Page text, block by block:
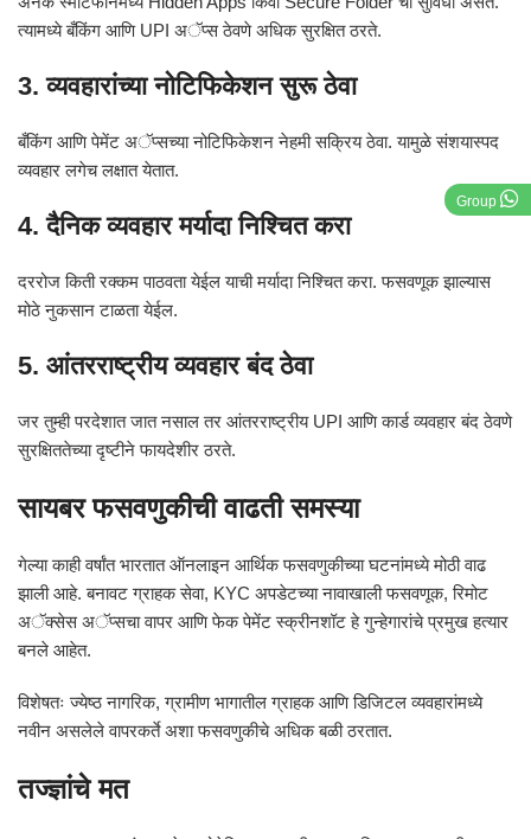
Group
त्यामध्ये बँकिंग आणि UPI अॅप्स ठेवणे अधिक सुरक्षित ठरते.
3. व्यवहारांच्या नोटिफिकेशन सुरू ठेवा
बँकिंग आणि पेमेंट अॅप्सच्या नोटिफिकेशन नेहमी सक्रिय ठेवा. यामुळे संशयास्पद
व्यवहार लगेच लक्षात येतात.
4. दैनिक व्यवहार मर्यादा निश्चित करा
दररोज किती रक्कम पाठवता येईल याची मर्यादा निश्चित करा. फसवणूक झाल्यास
मोठे नुकसान टाळता येईल.
5. आंतरराष्ट्रीय व्यवहार बंद ठेवा
जर तुम्ही परदेशात जात नसाल तर आंतरराष्ट्रीय UPI आणि कार्ड व्यवहार बंद ठेवणे
सुरक्षिततेच्या दृष्टीने फायदेशीर ठरते.
सायबर फसवणुकीची वाढती समस्या
गेल्या काही वर्षांत भारतात ऑनलाइन आर्थिक फसवणुकीच्या घटनांमध्ये मोठी वाढ
झाली आहे. बनावट ग्राहक सेवा, KYC अपडेटच्या नावाखाली फसवणूक, रिमोट
अॅक्सेस अॅप्सचा वापर आणि फेक पेमेंट स्क्रीनशॉट हे गुन्हेगारांचे प्रमुख हत्यार
बनले आहेत.
विशेषतः ज्येष्ठ नागरिक, ग्रामीण भागातील ग्राहक आणि डिजिटल व्यवहारांमध्ये
नवीन असलेले वापरकर्ते अशा फसवणुकीचे अधिक बळी ठरतात.
तज्ज्ञांचे मत